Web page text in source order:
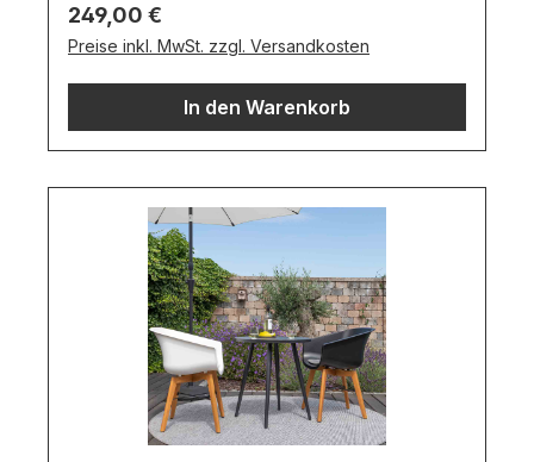
aus:Tischplatte aus hochwertigen Glas-
KeramikTischgestell mit vier Bein in
schwarzen Aluminium Wichtige
Informationen:Möbel ist zerlegt (Montage
enthalten. Abbildung kann abweichen.
Regulärer Preis:
249,00 €
Preise inkl. MwSt. zzgl. Versandkosten
In den Warenkorb